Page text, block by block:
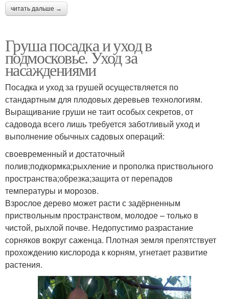
читать дальше →
Груша посадка и уход в
подмосковье. Уход за
насаждениями
Посадка и уход за грушей осуществляется по
стандартным для плодовых деревьев технологиям.
Выращивание груши не таит особых секретов, от
садовода всего лишь требуется заботливый уход и
выполнение обычных садовых операций:
своевременный и достаточный
полив;подкормка;рыхление и прополка приствольного
пространства;обрезка;защита от перепадов
температуры и морозов.
Взрослое дерево может расти с задёрненным
приствольным пространством, молодое – только в
чистой, рыхлой почве. Недопустимо разрастание
сорняков вокруг саженца. Плотная земля препятствует
прохождению кислорода к корням, угнетает развитие
растения.